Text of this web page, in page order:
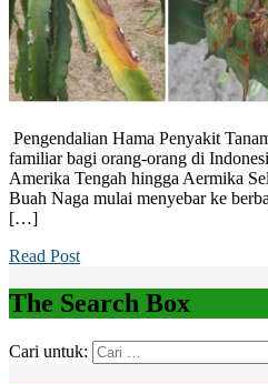
Pengendalian Hama Penyakit
familiar bagi orang-orang di
Amerika Tengah hingga Aermika
Buah Naga mulai menyebar ke
[…]
Read Post
The Search Box
Cari untuk: